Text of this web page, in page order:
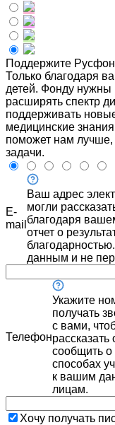
Поддержите
Только благодаря
детей. Фонду нужны
расширять спектр
поддерживать
медицинские
поможет нам
задачи.
E-
mail
Ваш адрес
могли
благодаря
отчет о
данным и не
Телефон
Укажите
получать
с вами,
сообщить о
способах
к вашим
лицам.
Хочу получать